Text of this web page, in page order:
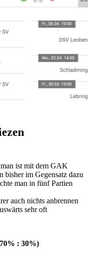
ist mit dem GAK
bisher im Gegensatz dazu
man in fünf Partien
auch nichts anbrennen
sehr oft
: 30%)